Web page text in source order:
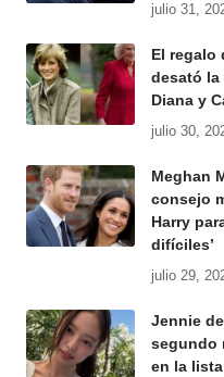
julio 31,
El regalo
desató la
Diana y
julio 30,
Meghan
consejo
Harry
difíciles’
julio 29,
Jennie
segundo
en la